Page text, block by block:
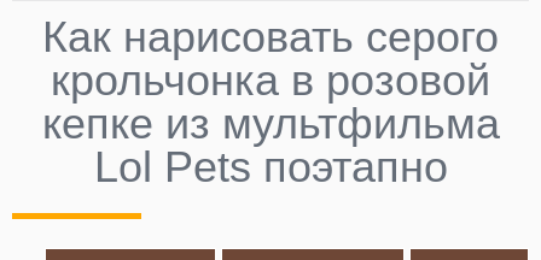
Как нарисовать серого
крольчонка в розовой
кепке из мультфильма
Lol Pets поэтапно